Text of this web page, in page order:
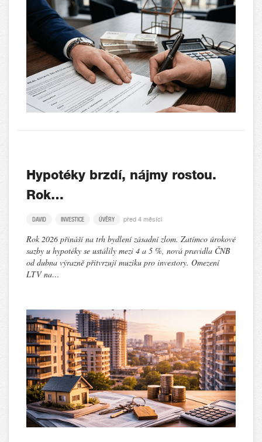
Hypotéky brzdí, nájmy rostou.
Rok…
DAVID INVESTICE ÚVĚRY před 4 měsíci
Rok 2026 přináší na trh bydlení zásadní zlom. Zatímco úrokové
sazby u hypotéky se ustálily mezi 4 a 5 %, nová pravidla ČNB
od dubna výrazně přitvrzují muziku pro investory. Omezení
LTV na…